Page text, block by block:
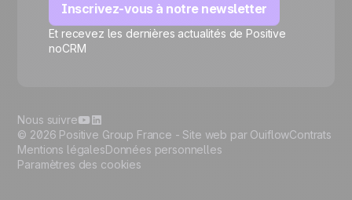
Inscrivez-vous à notre newsletter
Et recevez les dernières actualités de Positive
noCRM
© 2026 Positive Group France - Site web par OuiflowContrats
Mentions légalesDonnées personnelles
Paramètres des cookies
Nous suivre